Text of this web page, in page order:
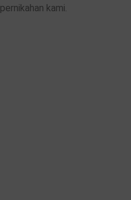
pernikahan kami.